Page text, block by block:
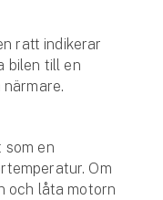
ratt indikerar
bilen till en
som en
Om
och låta motorn